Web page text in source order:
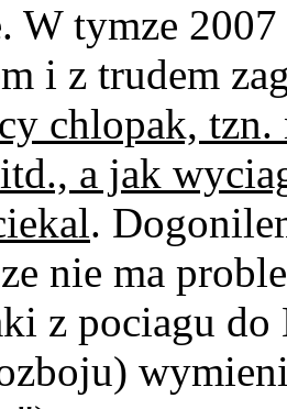
W tymze 2007
i z trudem
chlopak,
a jak
.
nie ma
z pociagu